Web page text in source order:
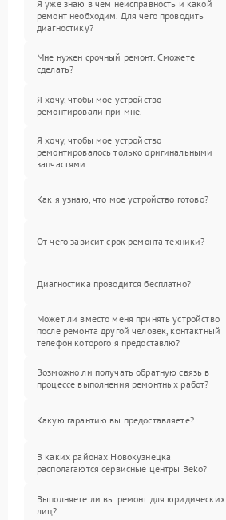
Я уже знаю в чем неисправность и какой
ремонт необходим. Для чего проводить
диагностику?
Мне нужен срочный ремонт. Сможете
сделать?
Я хочу, чтобы мое устройство
ремонтировали при мне.
Я хочу, чтобы мое устройство
ремонтировалось только оригинальными
запчастями.
Как я узнаю, что мое устройство готово?
От чего зависит срок ремонта техники?
Диагностика проводится бесплатно?
Может ли вместо меня принять устройство
после ремонта другой человек, контактный
телефон которого я предоставлю?
Возможно ли получать обратную связь в
процессе выполнения ремонтных работ?
Какую гарантию вы предоставляете?
В каких районах Новокузнецка
располагаются сервисные центры Beko?
Выполняете ли вы ремонт для юридических
лиц?